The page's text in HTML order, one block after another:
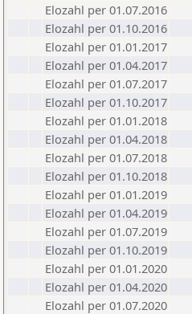
Elozahl per 01.07.2016
Elozahl per 01.10.2016
Elozahl per 01.01.2017
Elozahl per 01.04.2017
Elozahl per 01.07.2017
Elozahl per 01.10.2017
Elozahl per 01.01.2018
Elozahl per 01.04.2018
Elozahl per 01.07.2018
Elozahl per 01.10.2018
Elozahl per 01.01.2019
Elozahl per 01.04.2019
Elozahl per 01.07.2019
Elozahl per 01.10.2019
Elozahl per 01.01.2020
Elozahl per 01.04.2020
Elozahl per 01.07.2020